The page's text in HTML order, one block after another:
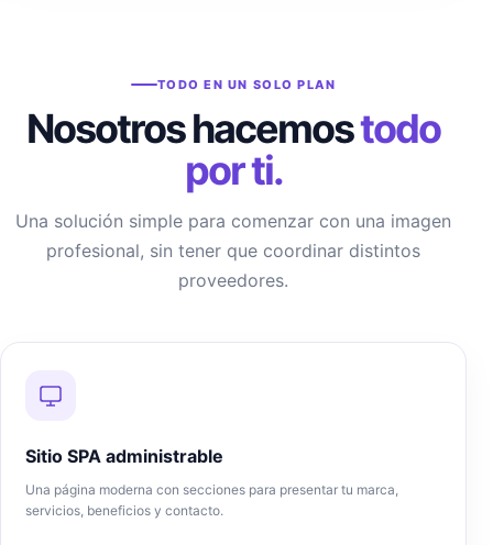
TODO EN UN SOLO PLAN
Nosotros hacemostodo
por ti.
Una solución simple para comenzar con una imagen
profesional, sin tener que coordinar distintos
proveedores.
Sitio SPA administrable
Una página moderna con secciones para presentar tu marca,
servicios, beneficios y contacto.